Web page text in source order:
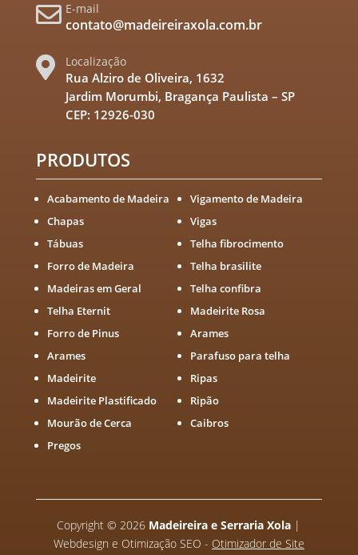
 E-mail
contato@madeireiraxola.com.br
 Localização
Rua Alziro de Oliveira, 1632
Jardim Morumbi, Bragança Paulista – SP
CEP: 12926-030
PRODUTOS
Acabamento de Madeira
Chapas
Tábuas
Forro de Madeira
Madeiras em Geral
Telha Eternit
Forro de Pinus
Arames
Madeirite
Madeirite Plastificado
Mourão de Cerca
Pregos
Vigamento de Madeira
Vigas
Telha fibrocimento
Telha brasilite
Telha confibra
Madeirite Rosa
Arames
Parafuso para telha
Ripas
Ripão
Caibros
Copyright© 2026 Madeireira e Serraria Xola |
Webdesign e Otimização SEO - Otimizador de Site